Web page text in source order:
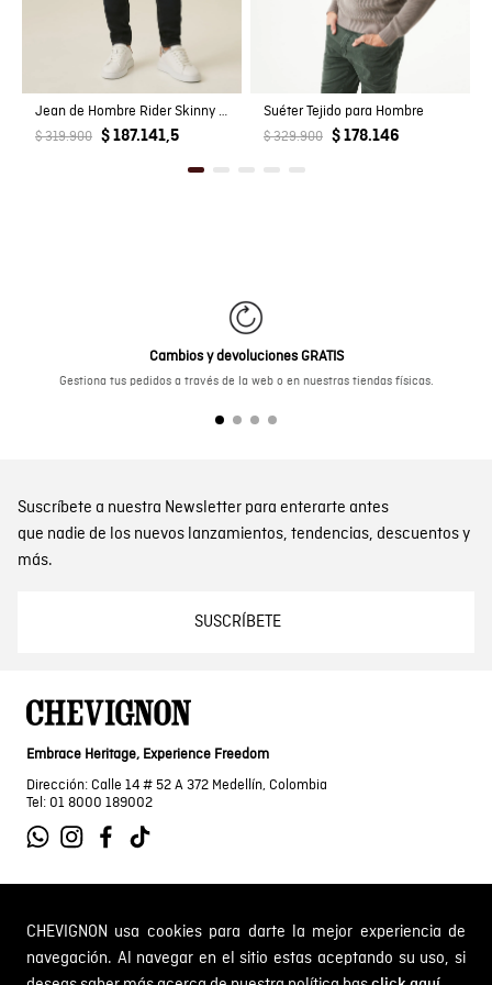
CHEVIGNON usa cookies para darte la mejor experiencia de
navegación. Al navegar en el sitio estas aceptando su uso, si
Jean de Hombre Rider Skinny Fit Tiro Bajo Lavado Ultra Oscuro con Desgastes en Mezcla de Algodón
$ 319.900 $ 187.141,5
Suéter Tejido para Hombre
$ 329.900 $ 178.146
Cambios y devoluciones GRATIS
Gestiona tus pedidos a través de la web o en nuestras tiendas físicas.
Suscríbete a nuestra Newsletter para enterarte antes
que nadie de los nuevos lanzamientos, tendencias, descuentos y
más.
SUSCRÍBETE
Embrace Heritage, Experience Freedom
Dirección: Calle 14 # 52 A 372 Medellín, Colombia
Tel: 01 8000 189002
SOBRE NOSOTROS
Encuentra tu tienda